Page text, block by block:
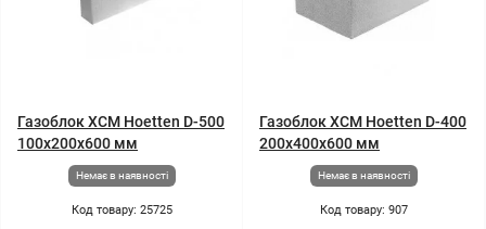
Газоблок ХСМ Hoetten D-500
100x200x600 мм
Немає в наявності
Код товару: 25725
Газоблок ХСМ Hoetten D-400
200x400x600 мм
Немає в наявності
Код товару: 907